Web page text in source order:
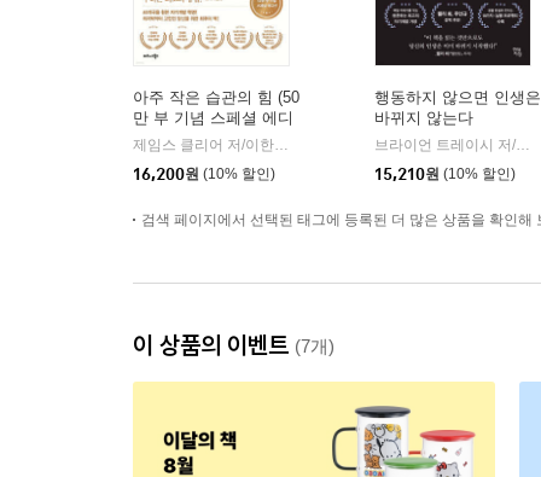
아주 작은 습관의 힘 (50
만 부 기념 스페셜 에디
션)
제임스 클리어 저/이한이 역
비즈니스북스
16,200원 (10% 할인)
행동하지 않으면 인생은
바뀌지 않는다
브라이언 트레이시 저/정지현 역
15,210원 (10% 할인)
검색 페이지에서 선택된 태그에 등록된 더 많은 상품을 확인해
이 상품의 이벤트 (7개)